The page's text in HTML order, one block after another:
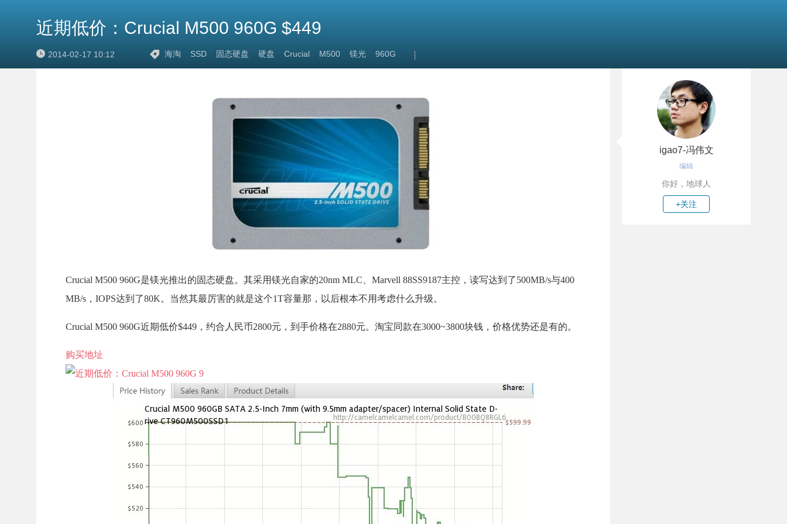
近期低价：Crucial M500 960G $449
2014-02-17 10:12 海淘 SSD 固态硬盘 硬盘 Crucial M500 镁光 960G
Crucial M500 960G是镁光推出的固态硬盘。其采用镁光自家的20nm MLC、Marvell 88SS9187主控，读写达到了500MB/s与400
MB/s，IOPS达到了80K。当然其最厉害的就是这个1T容量那，以后根本不用考虑什么升级。
Crucial M500 960G近期低价$449，约合人民币2800元，到手价格在2880元。淘宝同款在3000~3800块钱，价格优势还是有的。
购买地址
igao7-冯伟文
编辑
你好，地球人
+关注